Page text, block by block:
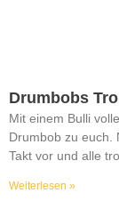
Drumbobs
Mit einem Bulli
Drumbob zu euch.
Takt vor und alle
Weiterlesen »